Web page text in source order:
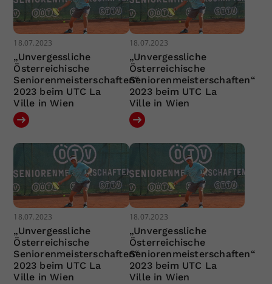
18.07.2023
„Unvergessliche
Österreichische
Seniorenmeisterschaften“
2023 beim UTC La
Ville in Wien
18.07.2023
„Unvergessliche
Österreichische
Seniorenmeisterschaften“
2023 beim UTC La
Ville in Wien
18.07.2023
„Unvergessliche
Österreichische
Seniorenmeisterschaften“
2023 beim UTC La
Ville in Wien
18.07.2023
„Unvergessliche
Österreichische
Seniorenmeisterschaften“
2023 beim UTC La
Ville in Wien